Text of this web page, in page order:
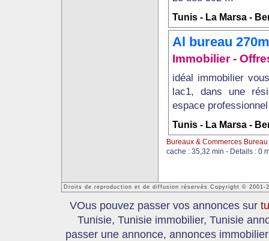
Tunis - La Marsa -
Al bureau
Immobilier -
idéal immobilier
lac1, dans une
espace
Tunis - La Marsa -
Bureaux & Commerces
cache : 35,32 min - Details : 0
Droits de reproduction et de diffusion réservés Copyright © 2001-
VOus pouvez passer vos annonces sur
Tunisie, Tunisie immobilier, Tunisie
passer une annonce, annonces